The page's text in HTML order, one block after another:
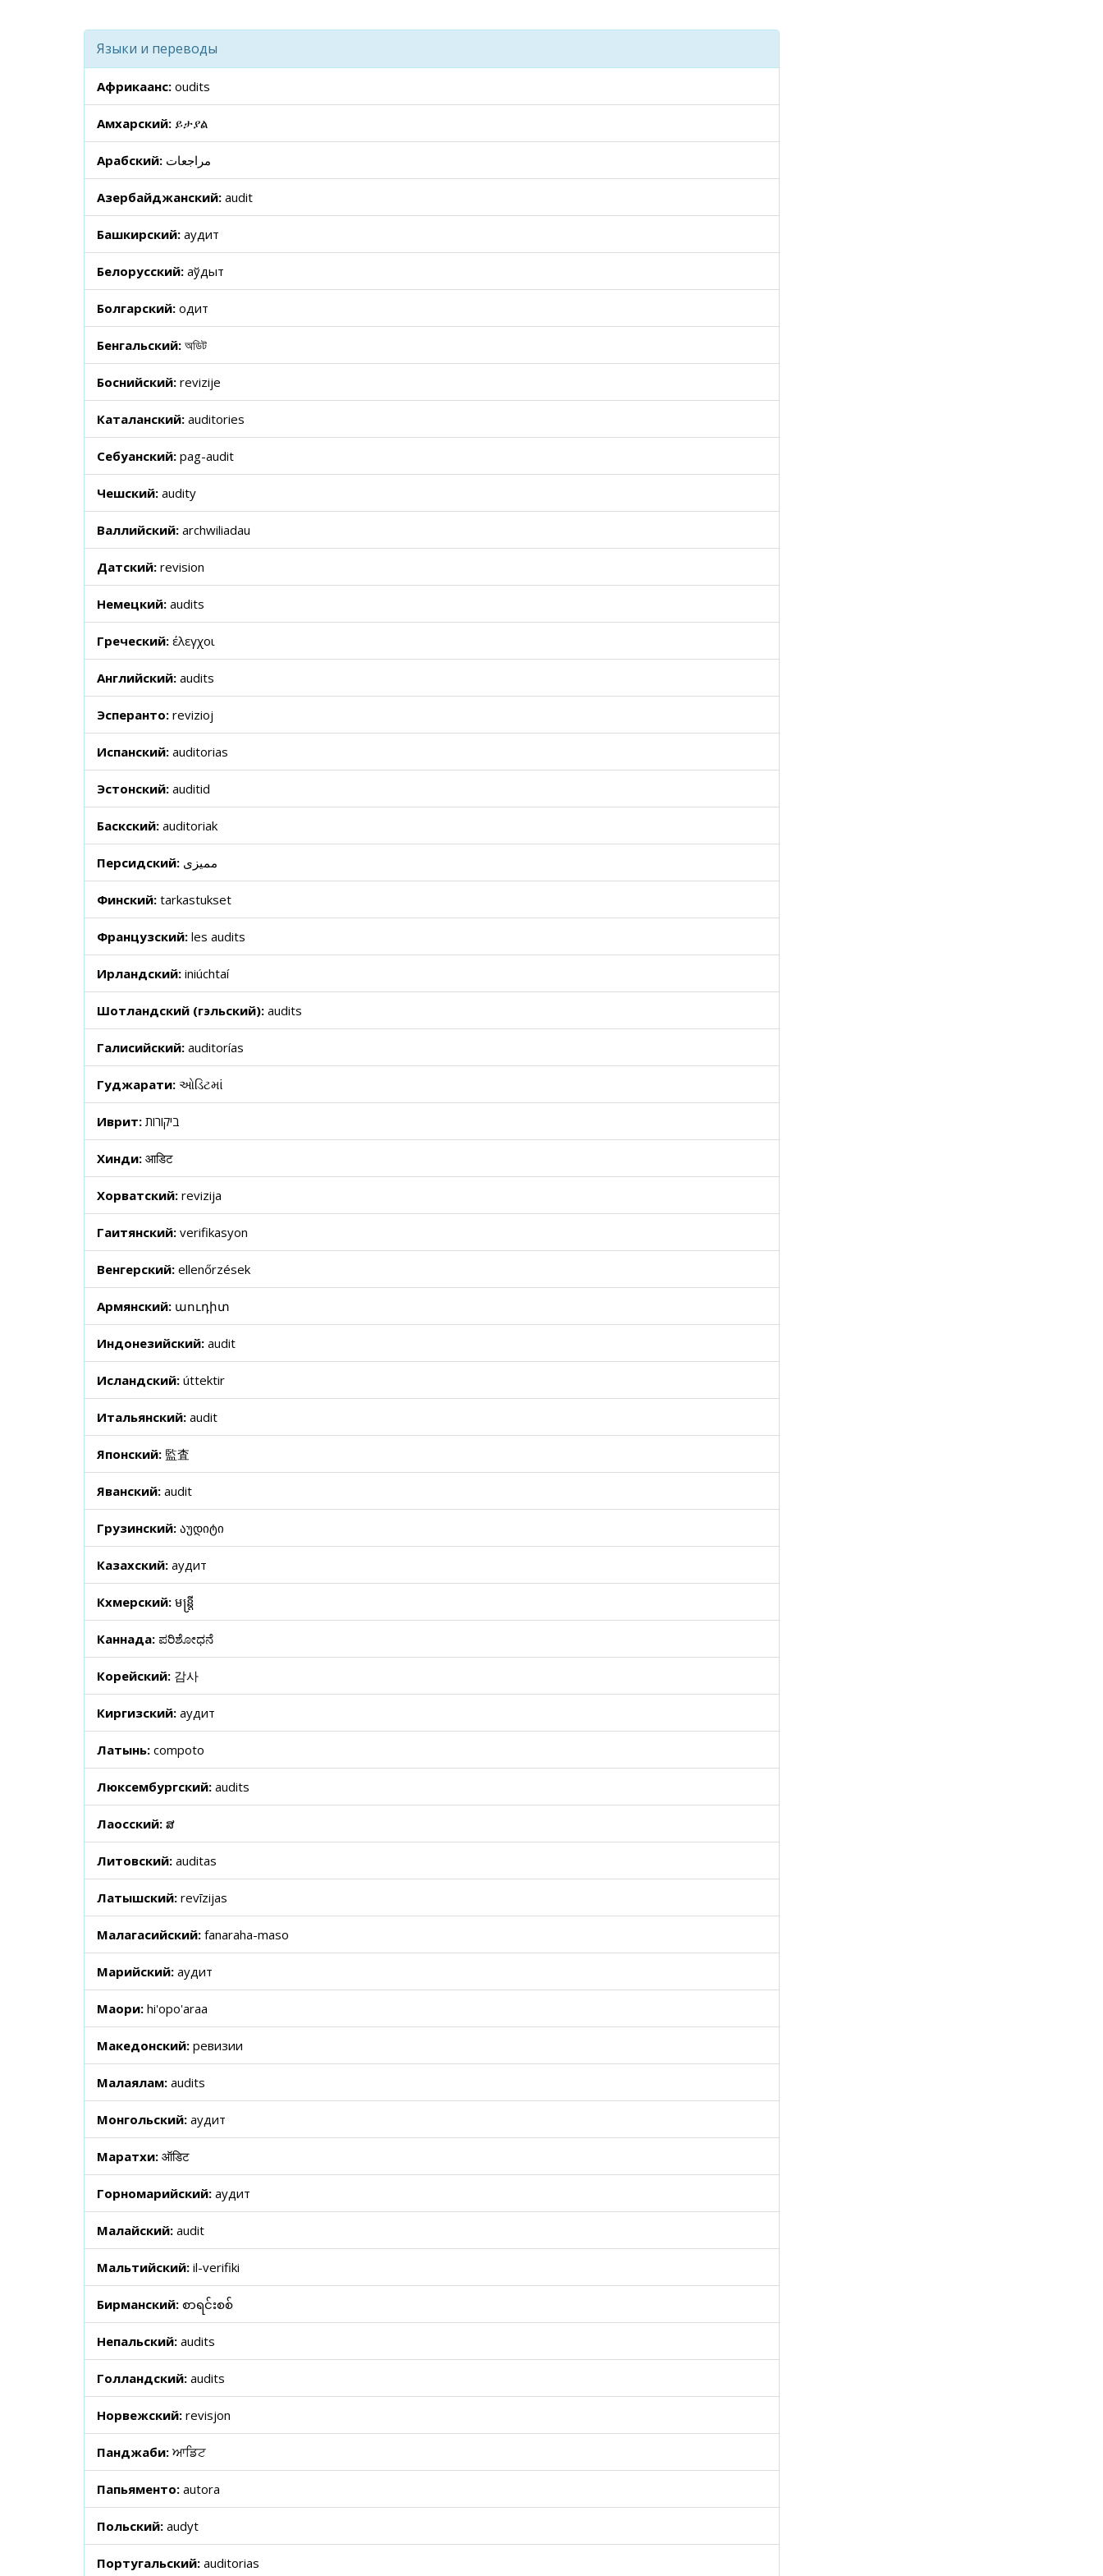
Языки и переводы
Африкаанс: oudits
Амхарский: ይታያል
Арабский: مراجعات
Азербайджанский: audit
Башкирский: аудит
Белорусский: аўдыт
Болгарский: одит
Бенгальский: অডিট
Боснийский: revizije
Каталанский: auditories
Себуанский: pag-audit
Чешский: audity
Валлийский: archwiliadau
Датский: revision
Немецкий: audits
Греческий: έλεγχοι
Английский: audits
Эсперанто: revizioj
Испанский: auditorias
Эстонский: auditid
Баскский: auditoriak
Персидский: ممیزی
Финский: tarkastukset
Французский: les audits
Ирландский: iniúchtaí
Шотландский (гэльский): audits
Галисийский: auditorías
Гуджарати: ઓડિટમાં
Иврит: ביקורות
Хинди: आडिट
Хорватский: revizija
Гаитянский: verifikasyon
Венгерский: ellenőrzések
Армянский: աուդիտ
Индонезийский: audit
Исландский: úttektir
Итальянский: audit
Японский: 監査
Яванский: audit
Грузинский: აუდიტი
Казахский: аудит
Кхмерский: មន្ត្រី
Каннада: ಪರಿಶೋಧನೆ
Корейский: 감사
Киргизский: аудит
Латынь: compoto
Люксембургский: audits
Лаосский: ສ
Литовский: auditas
Латышский: revīzijas
Малагасийский: fanaraha-maso
Марийский: аудит
Маори: hi'opo'araa
Македонский: ревизии
Малаялам: audits
Монгольский: аудит
Маратхи: ऑडिट
Горномарийский: аудит
Малайский: audit
Мальтийский: il-verifiki
Бирманский: စာရင်းစစ်
Непальский: audits
Голландский: audits
Норвежский: revisjon
Панджаби: ਆਡਿਟ
Папьяменто: autora
Польский: audyt
Португальский: auditorias